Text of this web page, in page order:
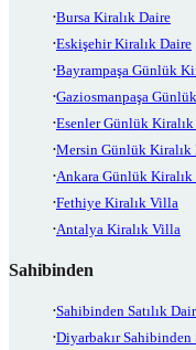
Bursa Kiralık Daire
Eskişehir Kiralık Daire
Bayrampaşa Günlük
Gaziosmanpaşa
Esenler Günlük
Mersin Günlük Kiralık
Ankara Günlük Kiralık
Fethiye Kiralık Villa
Antalya Kiralık Villa
Sahibinden
Sahibinden Satılık
Diyarbakır Sahibinden